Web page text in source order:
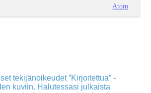
Atom
tekijänoikeudet ”Kirjoitettua” -
kuviin. Halutessasi julkaista